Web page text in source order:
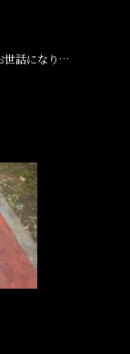
世話になり…